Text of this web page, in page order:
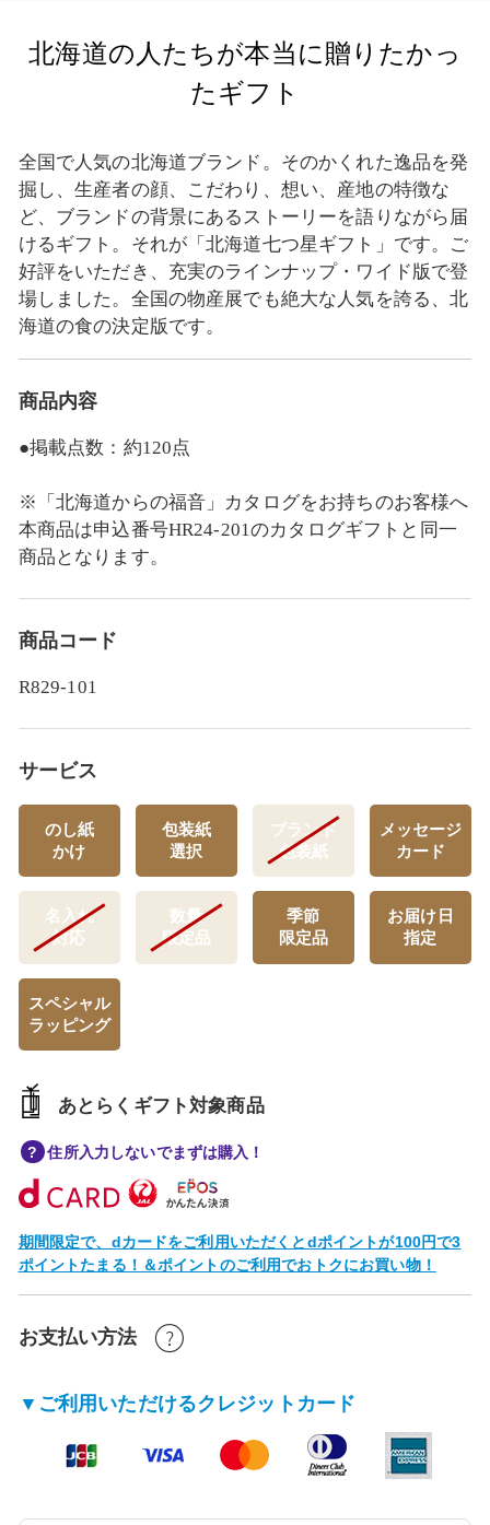
北海道の人たちが本当に贈りたかっ
たギフト
全国で人気の北海道ブランド。そのかくれた逸品を発
掘し、生産者の顔、こだわり、想い、産地の特徴な
ど、ブランドの背景にあるストーリーを語りながら届
けるギフト。それが「北海道七つ星ギフト」です。ご
好評をいただき、充実のラインナップ・ワイド版で登
場しました。全国の物産展でも絶大な人気を誇る、北
海道の食の決定版です。
商品内容
●掲載点数：約120点
※「北海道からの福音」カタログをお持ちのお客様へ
本商品は申込番号HR24‐201のカタログギフトと同一
商品となります。
商品コード
R829-101
サービス
のし紙
かけ
包装紙
選択
ブランド
包装紙
メッセージ
カード
名入れ
対応
数量
限定品
季節
限定品
お届け日
指定
スペシャル
ラッピング
あとらくギフト対象商品
住所入力しないでまずは購入！
期間限定で、dカードをご利用いただくとdポイントが100円で3
ポイントたまる！＆ポイントのご利用でおトクにお買い物！
お支払い方法
▼ご利用いただけるクレジットカード